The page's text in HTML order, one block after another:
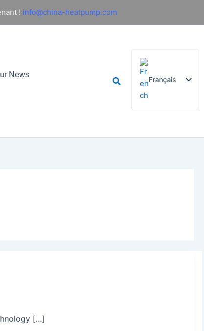
! info@china-heatpump.com
News
RechercherFrançais
English
[…]